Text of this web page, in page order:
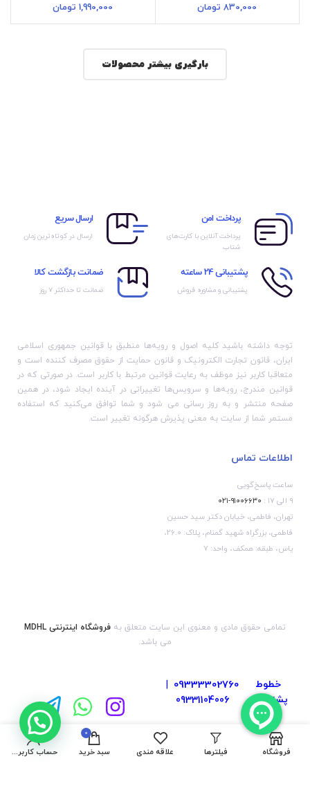
830,000 تومان 1,990,000 تومان
بارگیری بیشتر محصولات
پرداخت امن
پرداخت آنلاین با کارت‌های
شتاب
ارسال سریع
ارسال در کوتاه‌ترین زمان
پشتیبانی 24 ساعته
پشتیبانی و مشاوره فروش
ضمانت بازگشت کالا
ضمانت تا حداکثر ۷ روز
توجه داشته باشید کلیه اصول و رویه‏‌ها منطبق با قوانین جمهوری اسلامی
ایران، قانون تجارت الکترونیک و قانون حمایت از حقوق مصرف کننده است و
متعاقبا کاربر نیز موظف به رعایت قوانین مرتبط با کاربر است. در صورتی که در
قوانین مندرج، رویه‏‌ها و سرویس‏‌ها تغییراتی در آینده ایجاد شود، در همین
صفحه منتشر و به روز رسانی می شود و شما توافق می‏‌کنید که استفاده
مستمر شما از سایت به معنی پذیرش هرگونه تغییر است.
اطلاعات تماس
ساعت پاسخ‌گویی
۹ الی ۱۷ :
۹۱۰۰۶۶۳۰-۰۲۱
تهران، فاطمی، خیابان دکتر سید حسین
فاطمی، بزرگراه شهید گمنام، پلاک: 26.0،
یاس، طبقه: همکف، واحد: 7
تمامی حقوق مادی و معنوی این سایت متعلق به فروشگاه اینترنتی MDHL
می باشد.
خطوط
پشتیبانی
:
09333302760
|
09331104006
فروشگاه فیلترها علاقه مندی
0
سبد خرید حساب کاربری من